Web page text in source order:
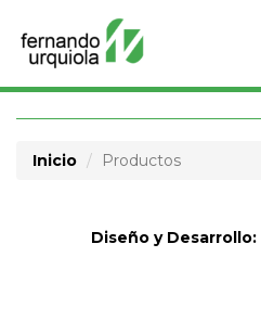
Inicio Productos
Diseño y Desarrollo: